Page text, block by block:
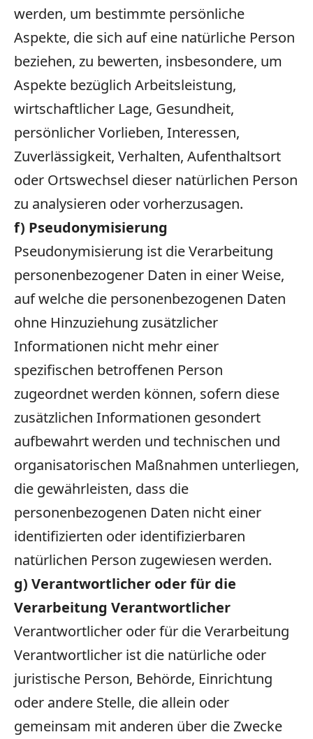
werden, um bestimmte persönliche
Aspekte, die sich auf eine natürliche Person
beziehen, zu bewerten, insbesondere, um
Aspekte bezüglich Arbeitsleistung,
wirtschaftlicher Lage, Gesundheit,
persönlicher Vorlieben, Interessen,
Zuverlässigkeit, Verhalten, Aufenthaltsort
oder Ortswechsel dieser natürlichen Person
zu analysieren oder vorherzusagen.
f) Pseudonymisierung
Pseudonymisierung ist die Verarbeitung
personenbezogener Daten in einer Weise,
auf welche die personenbezogenen Daten
ohne Hinzuziehung zusätzlicher
Informationen nicht mehr einer
spezifischen betroffenen Person
zugeordnet werden können, sofern diese
zusätzlichen Informationen gesondert
aufbewahrt werden und technischen und
organisatorischen Maßnahmen unterliegen,
die gewährleisten, dass die
personenbezogenen Daten nicht einer
identifizierten oder identifizierbaren
natürlichen Person zugewiesen werden.
g) Verantwortlicher oder für die
Verarbeitung Verantwortlicher
Verantwortlicher oder für die Verarbeitung
Verantwortlicher ist die natürliche oder
juristische Person, Behörde, Einrichtung
oder andere Stelle, die allein oder
gemeinsam mit anderen über die Zwecke